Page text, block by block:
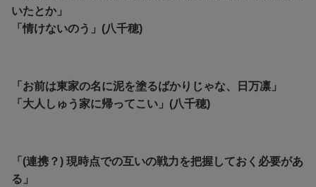
いたとか」
「情けないのう」(八千穂)
「お前は東家の名に泥を塗るばかりじゃな、日万凛」
「大人しゅう家に帰ってこい」(八千穂)
「(連携？) 現時点での互いの戦力を把握しておく必要があ
る」